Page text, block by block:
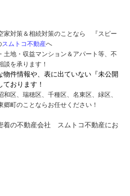
家対策＆相続対策のことなら 『スピー
スムトコ不動産へ
土地・収益マンション＆アパート等、不
談を承ります！
物件情報や、表に出ていない『未公開
おります！
区、瑞穂区、千種区、名東区、緑区、
郷町のことならお任せください！
着の不動産会社 スムトコ不動産にお